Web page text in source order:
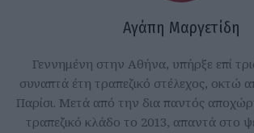
Αγάπη Μαργετίδη
Γεννημένη στην Αθήνα, υπήρξε επί
συναπτά έτη τραπεζικό στέλεχος, οκτώ
Παρίσι. Μετά από την δια παντός
τραπεζικό κλάδο το 2013, απαντά στο